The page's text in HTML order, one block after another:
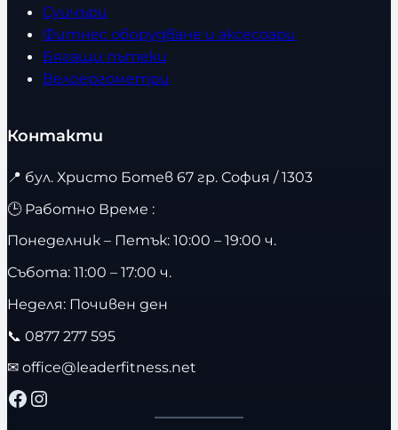
Суичъри
Фитнес оборудване и аксесоари
Бягащи пътеки
Велоергометри
Контакти
📍 бул. Христо Ботев 67 гр. София / 1303
🕒 Работно Време :
Понеделник – Петък: 10:00 – 19:00 ч.
Събота: 11:00 – 17:00 ч.
Неделя: Почивен ден
📞 0877 277 595
✉ office@leaderfitness.net
Facebook Instagram